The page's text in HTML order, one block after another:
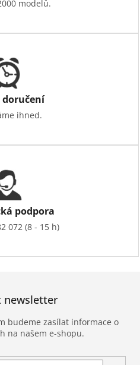
modelů.
doručení
ihned.
podpora
072 (8 - 15 h)
newsletter
budeme zasílat informace o
na našem e-shopu.